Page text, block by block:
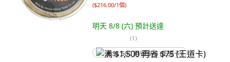
($216.00/1個)
明天 8/8 (六) 預計送達
(1)
满 $1,500 再省 $75 (王道卡)